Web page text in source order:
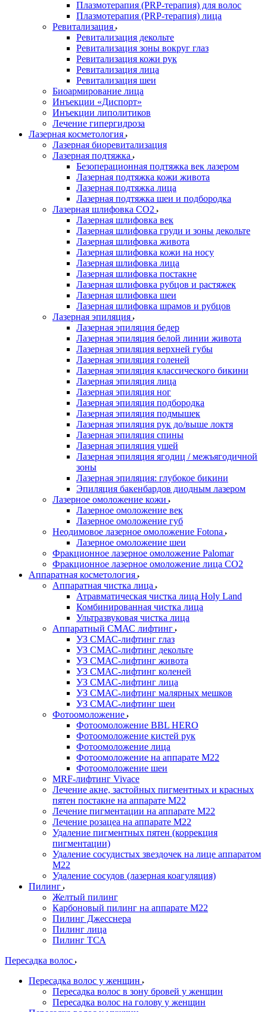
Плазмотерапия (PRP-терапия) для волос
Плазмотерапия (PRP-терапия) лица
Ревитализация
Ревитализация декольте
Ревитализация зоны вокруг глаз
Ревитализация кожи рук
Ревитализация лица
Ревитализация шеи
Биоармирование лица
Инъекции «Диспорт»
Инъекции липолитиков
Лечение гипергидроза
Лазерная косметология
Лазерная биоревитализация
Лазерная подтяжка
Безоперационная подтяжка век лазером
Лазерная подтяжка кожи живота
Лазерная подтяжка лица
Лазерная подтяжка шеи и подбородка
Лазерная шлифовка CO2
Лазерная шлифовка век
Лазерная шлифовка груди и зоны декольте
Лазерная шлифовка живота
Лазерная шлифовка кожи на носу
Лазерная шлифовка лица
Лазерная шлифовка постакне
Лазерная шлифовка рубцов и растяжек
Лазерная шлифовка шеи
Лазерная шлифовка шрамов и рубцов
Лазерная эпиляция
Лазерная эпиляция бедер
Лазерная эпиляция белой линии живота
Лазерная эпиляция верхней губы
Лазерная эпиляция голеней
Лазерная эпиляция классического бикини
Лазерная эпиляция лица
Лазерная эпиляция ног
Лазерная эпиляция подбородка
Лазерная эпиляция подмышек
Лазерная эпиляция рук до/выше локтя
Лазерная эпиляция спины
Лазерная эпиляция ушей
Лазерная эпиляция ягодиц / межъягодичной
зоны
Лазерная эпиляция: глубокое бикини
Эпиляция бакенбардов диодным лазером
Лазерное омоложение кожи
Лазерное омоложение век
Лазерное омоложение губ
Неодимовое лазерное омоложение Fotona
Лазерное омоложение шеи
Фракционное лазерное омоложение Palomar
Фракционное лазерное омоложение лица СО2
Аппаратная косметология
Аппаратная чистка лица
Атравматическая чистка лица Holy Land
Комбинированная чистка лица
Ультразвуковая чистка лица
Аппаратный СМАС лифтинг
УЗ СМАС-лифтинг глаз
УЗ СМАС-лифтинг декольте
УЗ СМАС-лифтинг живота
УЗ СМАС-лифтинг коленей
УЗ СМАС-лифтинг лица
УЗ СМАС-лифтинг малярных мешков
УЗ СМАС-лифтинг шеи
Фотоомоложение
Фотоомоложение BBL HERO
Фотоомоложение кистей рук
Фотоомоложение лица
Фотоомоложение на аппарате M22
Фотоомоложение шеи
MRF-лифтинг Vivace
Лечение акне, застойных пигментных и красных
пятен постакне на аппарате М22
Лечение пигментации на аппарате М22
Лечение розацеа на аппарате M22
Удаление пигментных пятен (коррекция
пигментации)
Удаление сосудистых звездочек на лице аппаратом
М22
Удаление сосудов (лазерная коагуляция)
Пилинг
Желтый пилинг
Карбоновый пилинг на аппарате M22
Пилинг Джесснера
Пилинг лица
Пилинг ТСА
Пересадка волос
Пересадка волос у женщин
Пересадка волос в зону бровей у женщин
Пересадка волос на голову у женщин